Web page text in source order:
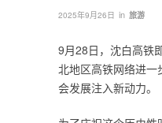
2025年9月26日 in 旅游
9月28日，沈白高铁
北地区高铁网络进一
会发展注入新动力。